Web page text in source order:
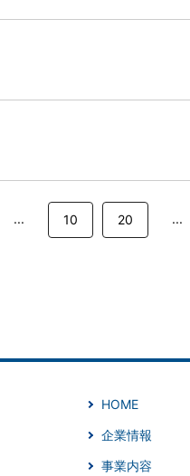
... 10 20 ...
HOME
企業情報
事業内容